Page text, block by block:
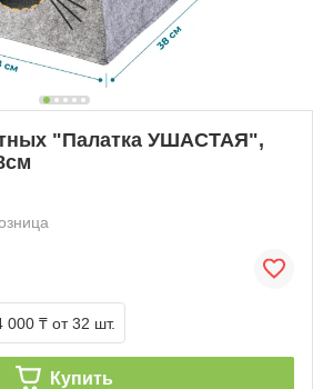
"Палатка УШАСТАЯ",
000 ₸ от 32 шт.
Купить